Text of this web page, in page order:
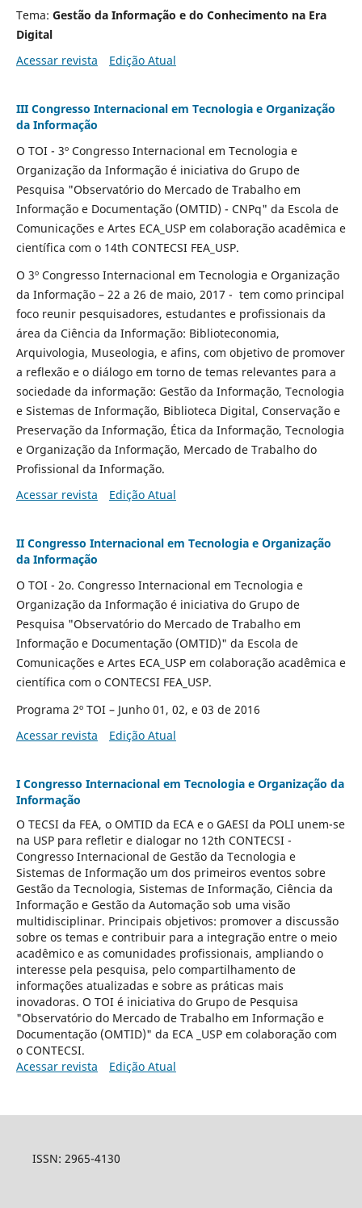
Tema: Gestão da Informação e do Conhecimento na Era
Digital
Acessar revista
Edição Atual
III Congresso Internacional em Tecnologia e Organização
da Informação
O TOI - 3º Congresso Internacional em Tecnologia e
Organização da Informação é iniciativa do Grupo de
Pesquisa "Observatório do Mercado de Trabalho em
Informação e Documentação (OMTID) - CNPq" da Escola de
Comunicações e Artes ECA_USP em colaboração acadêmica e
científica com o 14th CONTECSI FEA_USP.
O 3º Congresso Internacional em Tecnologia e Organização
da Informação – 22 a 26 de maio, 2017 - tem como principal
foco reunir pesquisadores, estudantes e profissionais da
área da Ciência da Informação: Biblioteconomia,
Arquivologia, Museologia, e afins, com objetivo de promover
a reflexão e o diálogo em torno de temas relevantes para a
sociedade da informação: Gestão da Informação, Tecnologia
e Sistemas de Informação, Biblioteca Digital, Conservação e
Preservação da Informação, Ética da Informação, Tecnologia
e Organização da Informação, Mercado de Trabalho do
Profissional da Informação.
Acessar revista
Edição Atual
II Congresso Internacional em Tecnologia e Organização
da Informação
O TOI - 2o. Congresso Internacional em Tecnologia e
Organização da Informação é iniciativa do Grupo de
Pesquisa "Observatório do Mercado de Trabalho em
Informação e Documentação (OMTID)" da Escola de
Comunicações e Artes ECA_USP em colaboração acadêmica e
científica com o CONTECSI FEA_USP.
Programa 2º TOI – Junho 01, 02, e 03 de 2016
Acessar revista
Edição Atual
I Congresso Internacional em Tecnologia e Organização da
Informação
O TECSI da FEA, o OMTID da ECA e o GAESI da POLI unem-se
na USP para refletir e dialogar no 12th CONTECSI -
Congresso Internacional de Gestão da Tecnologia e
Sistemas de Informação um dos primeiros eventos sobre
Gestão da Tecnologia, Sistemas de Informação, Ciência da
Informação e Gestão da Automação sob uma visão
multidisciplinar. Principais objetivos: promover a discussão
sobre os temas e contribuir para a integração entre o meio
acadêmico e as comunidades profissionais, ampliando o
interesse pela pesquisa, pelo compartilhamento de
informações atualizadas e sobre as práticas mais
inovadoras. O TOI é iniciativa do Grupo de Pesquisa
"Observatório do Mercado de Trabalho em Informação e
Documentação (OMTID)" da ECA _USP em colaboração com
o CONTECSI.
Acessar revista
Edição Atual
ISSN: 2965-4130